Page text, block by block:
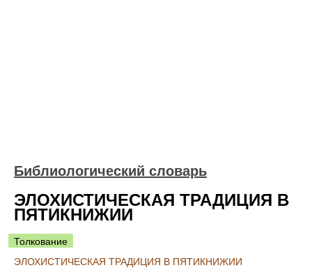
Библиологический словарь
ЭЛОХИСТИЧЕСКАЯ ТРАДИЦИЯ В
ПЯТИКНИЖИИ
Толкование
ЭЛОХИСТИЧЕСКАЯ ТРАДИЦИЯ В ПЯТИКНИЖИИ